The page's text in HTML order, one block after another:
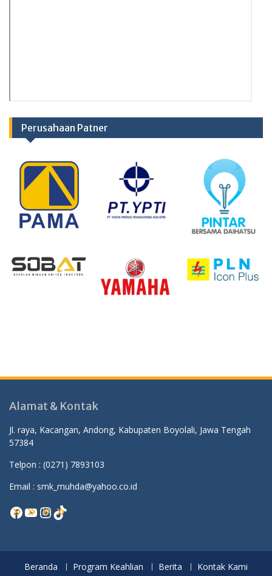
Perusahaan Patner
Alamat & Kontak
Jl. raya, Kacangan, Andong, Kabupaten Boyolali, Jawa Tengah
57384
Telpon : (0271) 7893103
Email : smk_muhda@yahoo.co.id
Facebook
YouTube
Instagram
TikTok
Beranda Program Keahlian Berita Kontak Kami